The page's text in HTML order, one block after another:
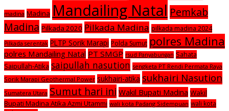
madina Madina Mandailing Natal Pemkab
Madina Pilkada 2020 Pilkada Madina pilkada madina 2024
Pilkada serentak PLTP Sorik Marapi Polda Sumut polres Madina
polres Mandailing Natal PT SMGP rsud Panyabungan Sahata
Saipullah-Atika saipullah nasution sengketa PT Rendi Permata Raya
Sorik Marapi Geothermal Power sukhairi-atika sukhairi Nasution
Sumatera Utara Sumut hari ini Wakil Bupati Madina Wakil
Bupati Madina Atika Azmi Utammi wali kota Padang Sidempuan wali kota